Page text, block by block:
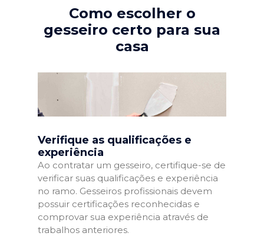
Como escolher o
gesseiro certo para sua
casa
Verifique as qualificações e
experiência
Ao contratar um gesseiro, certifique-se de
verificar suas qualificações e experiência
no ramo. Gesseiros profissionais devem
possuir certificações reconhecidas e
comprovar sua experiência através de
trabalhos anteriores.